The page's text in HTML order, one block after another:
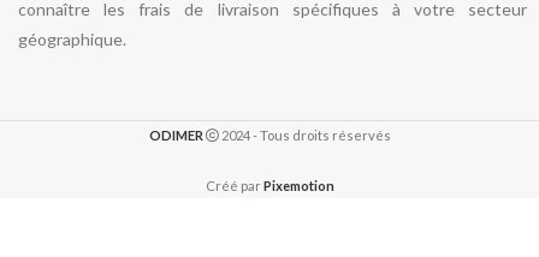
connaître les frais de livraison spécifiques à votre secteur
géographique.
ODIMER 2024 - Tous droits réservés
Créé parPixemotion